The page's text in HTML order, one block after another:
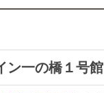
ン一の橋１号館